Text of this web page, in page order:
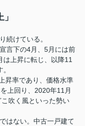
続けている。
言下の4月、5月には前
上昇に転じ、以降11
昇率であり、価格水準
上回り、2020年11月
吹く風といった勢い
はない。中古一戸建て